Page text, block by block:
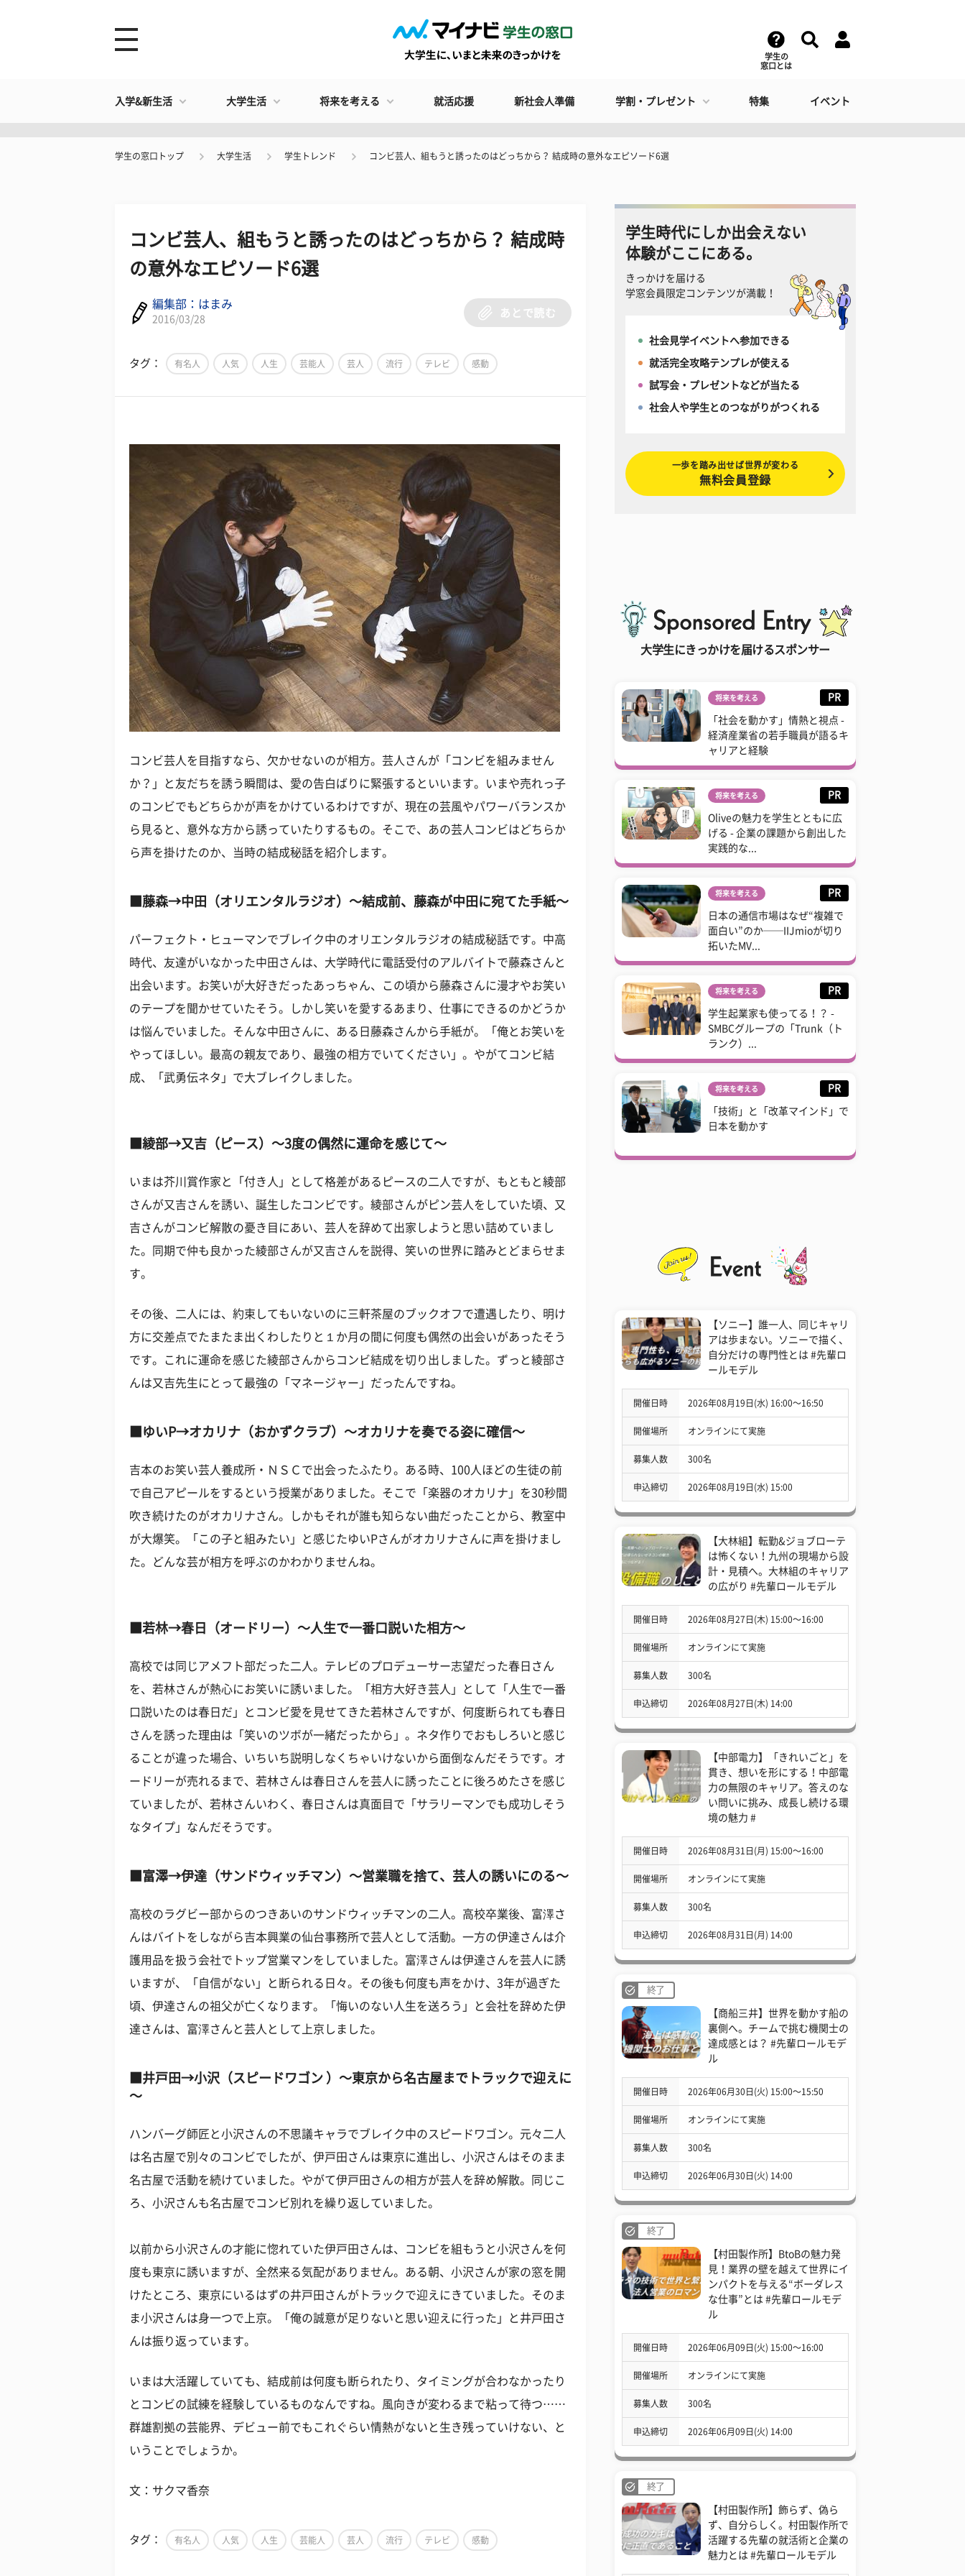
学生の
窓口とは
入学&新生活 大学生活 将来を考える 就活応援 新社会人準備 学割・プレゼント 特集 イベント
学生の窓口トップ 大学生活 学生トレンド コンビ芸人、組もうと誘ったのはどっちから？ 結成時の意外なエピソード6選
コンビ芸人、組もうと誘ったのはどっちから？ 結成時
の意外なエピソード6選
編集部：はまみ
2016/03/28
あとで読む
タグ： 有名人 人気 人生 芸能人 芸人 流行 テレビ 感動
コンビ芸人を目指すなら、欠かせないのが相方。芸人さんが「コンビを組みません
か？」と友だちを誘う瞬間は、愛の告白ばりに緊張するといいます。いまや売れっ子
のコンビでもどちらかが声をかけているわけですが、現在の芸風やパワーバランスか
ら見ると、意外な方から誘っていたりするもの。そこで、あの芸人コンビはどちらか
ら声を掛けたのか、当時の結成秘話を紹介します。
■藤森→中田（オリエンタルラジオ）～結成前、藤森が中田に宛てた手紙～
パーフェクト・ヒューマンでブレイク中のオリエンタルラジオの結成秘話です。中高
時代、友達がいなかった中田さんは、大学時代に電話受付のアルバイトで藤森さんと
出会います。お笑いが大好きだったあっちゃん、この頃から藤森さんに漫才やお笑い
のテープを聞かせていたそう。しかし笑いを愛するあまり、仕事にできるのかどうか
は悩んでいました。そんな中田さんに、ある日藤森さんから手紙が。「俺とお笑いを
やってほしい。最高の親友であり、最強の相方でいてください」。やがてコンビ結
成、「武勇伝ネタ」で大ブレイクしました。
■綾部→又吉（ピース）～3度の偶然に運命を感じて～
いまは芥川賞作家と「付き人」として格差があるピースの二人ですが、もともと綾部
さんが又吉さんを誘い、誕生したコンビです。綾部さんがピン芸人をしていた頃、又
吉さんがコンビ解散の憂き目にあい、芸人を辞めて出家しようと思い詰めていまし
た。同期で仲も良かった綾部さんが又吉さんを説得、笑いの世界に踏みとどまらせま
す。
その後、二人には、約束してもいないのに三軒茶屋のブックオフで遭遇したり、明け
方に交差点でたまたま出くわしたりと１か月の間に何度も偶然の出会いがあったそう
です。これに運命を感じた綾部さんからコンビ結成を切り出しました。ずっと綾部さ
んは又吉先生にとって最強の「マネージャー」だったんですね。
■ゆいP→オカリナ（おかずクラブ）～オカリナを奏でる姿に確信～
吉本のお笑い芸人養成所・ＮＳＣで出会ったふたり。ある時、100人ほどの生徒の前
で自己アピールをするという授業がありました。そこで「楽器のオカリナ」を30秒間
吹き続けたのがオカリナさん。しかもそれが誰も知らない曲だったことから、教室中
が大爆笑。「この子と組みたい」と感じたゆいPさんがオカリナさんに声を掛けまし
た。どんな芸が相方を呼ぶのかわかりませんね。
■若林→春日（オードリー）～人生で一番口説いた相方～
高校では同じアメフト部だった二人。テレビのプロデューサー志望だった春日さん
を、若林さんが熱心にお笑いに誘いました。「相方大好き芸人」として「人生で一番
口説いたのは春日だ」とコンビ愛を見せてきた若林さんですが、何度断られても春日
さんを誘った理由は「笑いのツボが一緒だったから」。ネタ作りでおもしろいと感じ
ることが違った場合、いちいち説明しなくちゃいけないから面倒なんだそうです。オ
ードリーが売れるまで、若林さんは春日さんを芸人に誘ったことに後ろめたさを感じ
ていましたが、若林さんいわく、春日さんは真面目で「サラリーマンでも成功しそう
なタイプ」なんだそうです。
■富澤→伊達（サンドウィッチマン）～営業職を捨て、芸人の誘いにのる～
高校のラグビー部からのつきあいのサンドウィッチマンの二人。高校卒業後、富澤さ
んはバイトをしながら吉本興業の仙台事務所で芸人として活動。一方の伊達さんは介
護用品を扱う会社でトップ営業マンをしていました。富澤さんは伊達さんを芸人に誘
いますが、「自信がない」と断られる日々。その後も何度も声をかけ、3年が過ぎた
頃、伊達さんの祖父が亡くなります。「悔いのない人生を送ろう」と会社を辞めた伊
達さんは、富澤さんと芸人として上京しました。
■井戸田→小沢（スピードワゴン ）～東京から名古屋までトラックで迎えに
～
ハンバーグ師匠と小沢さんの不思議キャラでブレイク中のスピードワゴン。元々二人
は名古屋で別々のコンビでしたが、伊戸田さんは東京に進出し、小沢さんはそのまま
名古屋で活動を続けていました。やがて伊戸田さんの相方が芸人を辞め解散。同じこ
ろ、小沢さんも名古屋でコンビ別れを繰り返していました。
以前から小沢さんの才能に惚れていた伊戸田さんは、コンビを組もうと小沢さんを何
度も東京に誘いますが、全然来る気配がありません。ある朝、小沢さんが家の窓を開
けたところ、東京にいるはずの井戸田さんがトラックで迎えにきていました。そのま
ま小沢さんは身一つで上京。「俺の誠意が足りないと思い迎えに行った」と井戸田さ
んは振り返っています。
いまは大活躍していても、結成前は何度も断られたり、タイミングが合わなかったり
とコンビの試練を経験しているものなんですね。風向きが変わるまで粘って待つ……
群雄割拠の芸能界、デビュー前でもこれぐらい情熱がないと生き残っていけない、と
いうことでしょうか。
文：サクマ香奈
タグ： 有名人 人気 人生 芸能人 芸人 流行 テレビ 感動
学生時代にしか出会えない
体験がここにある。
きっかけを届ける
学窓会員限定コンテンツが満載！
社会見学イベントへ参加できる
就活完全攻略テンプレが使える
試写会・プレゼントなどが当たる
社会人や学生とのつながりがつくれる
一歩を踏み出せば世界が変わる
無料会員登録
大学生にきっかけを届けるスポンサー
将来を考える PR
「社会を動かす」情熱と視点 -
経済産業省の若手職員が語るキ
ャリアと経験
将来を考える PR
Oliveの魅力を学生とともに広
げる - 企業の課題から創出した
実践的な...
将来を考える PR
日本の通信市場はなぜ“複雑で
面白い”のか──IIJmioが切り
拓いたMV...
将来を考える PR
学生起業家も使ってる！？ -
SMBCグループの「Trunk（ト
ランク）...
将来を考える PR
「技術」と「改革マインド」で
日本を動かす
【ソニー】誰一人、同じキャリ
アは歩まない。ソニーで描く、
自分だけの専門性とは #先輩ロ
ールモデル
開催日時 2026年08月19日(水) 16:00〜16:50
開催場所 オンラインにて実施
募集人数 300名
申込締切 2026年08月19日(水) 15:00
【大林組】転勤&ジョブローテ
は怖くない！九州の現場から設
計・見積へ。大林組のキャリア
の広がり #先輩ロールモデル
開催日時 2026年08月27日(木) 15:00〜16:00
開催場所 オンラインにて実施
募集人数 300名
申込締切 2026年08月27日(木) 14:00
【中部電力】「きれいごと」を
貫き、想いを形にする！中部電
力の無限のキャリア。答えのな
い問いに挑み、成長し続ける環
境の魅力 #
開催日時 2026年08月31日(月) 15:00〜16:00
開催場所 オンラインにて実施
募集人数 300名
申込締切 2026年08月31日(月) 14:00
終了
【商船三井】世界を動かす船の
裏側へ。チームで挑む機関士の
達成感とは？ #先輩ロールモデ
ル
開催日時 2026年06月30日(火) 15:00〜15:50
開催場所 オンラインにて実施
募集人数 300名
申込締切 2026年06月30日(火) 14:00
終了
【村田製作所】BtoBの魅力発
見！業界の壁を越えて世界にイ
ンパクトを与える“ボーダレス
な仕事”とは #先輩ロールモデ
ル
開催日時 2026年06月09日(火) 15:00〜16:00
開催場所 オンラインにて実施
募集人数 300名
申込締切 2026年06月09日(火) 14:00
終了
【村田製作所】飾らず、偽ら
ず、自分らしく。村田製作所で
活躍する先輩の就活術と企業の
魅力とは #先輩ロールモデル